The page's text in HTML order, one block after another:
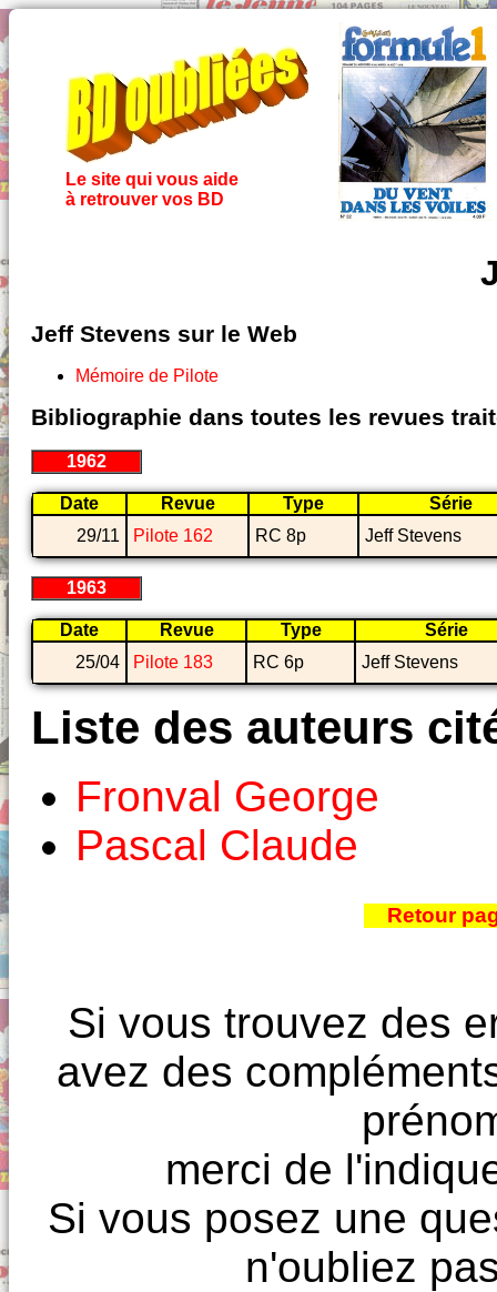
Le site qui vous aide
à retrouver vos BD
Jeff Stevens sur le Web
Mémoire de Pilote
Bibliographie dans toutes les revues
1962
Date Revue Type
Série
29/11
Pilote 162 RC 8p Jeff Stevens
1963
Date Revue Type
Série
25/04
Pilote 183 RC 6p Jeff Stevens
Liste des auteurs
Fronval George
Pascal Claude
Retour
Si vous trouvez des
avez des
merci de
Si vous posez une
n'oubliez